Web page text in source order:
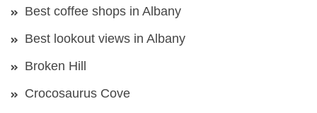
Best coffee shops in Albany
Best lookout views in Albany
Broken Hill
Crocosaurus Cove